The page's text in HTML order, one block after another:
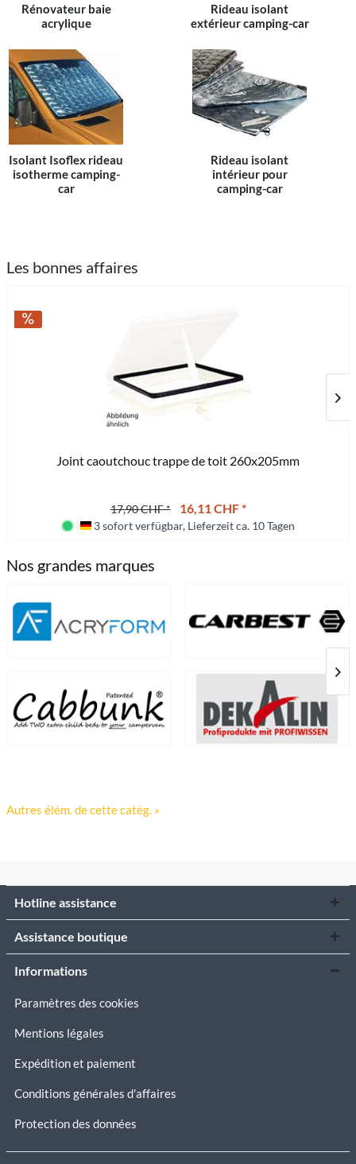
Rénovateur baie
acrylique
Rideau isolant
extérieur camping-car
Isolant Isoflex rideau
isotherme camping-
car
Rideau isolant
intérieur pour
camping-car
Les bonnes affaires
Joint caoutchouc trappe de toit 260x205mm
17,90 CHF * 16,11 CHF *
Deutschland
3 sofort verfügbar, Lieferzeit ca. 10 Tagen
Nos grandes marques
Autres élém. de cette catég. »
Hotline assistance
Assistance boutique
Informations
Paramètres des cookies
Mentions légales
Expédition et paiement
Conditions générales d'affaires
Protection des données